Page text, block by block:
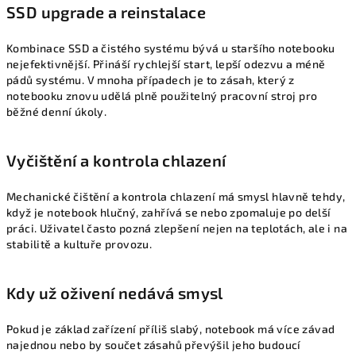
SSD upgrade a reinstalace
Kombinace SSD a čistého systému bývá u staršího notebooku
nejefektivnější. Přináší rychlejší start, lepší odezvu a méně
pádů systému. V mnoha případech je to zásah, který z
notebooku znovu udělá plně použitelný pracovní stroj pro
běžné denní úkoly.
Vyčištění a kontrola chlazení
Mechanické čištění a kontrola chlazení má smysl hlavně tehdy,
když je notebook hlučný, zahřívá se nebo zpomaluje po delší
práci. Uživatel často pozná zlepšení nejen na teplotách, ale i na
stabilitě a kultuře provozu.
Kdy už oživení nedává smysl
Pokud je základ zařízení příliš slabý, notebook má více závad
najednou nebo by součet zásahů převýšil jeho budoucí